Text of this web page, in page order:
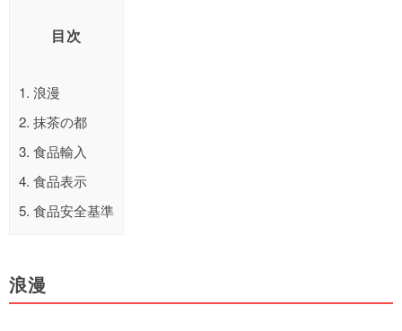
目次
1. 浪漫
2. 抹茶の都
3. 食品輸入
4. 食品表示
5. 食品安全基準
浪漫